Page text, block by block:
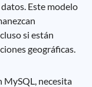
Este modelo
si están
geográficas.
MySQL, necesita